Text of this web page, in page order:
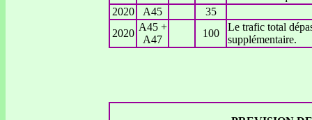
2020
A45
35
2020
A45 +
A47
100
Le trafic total
supplémentaire.